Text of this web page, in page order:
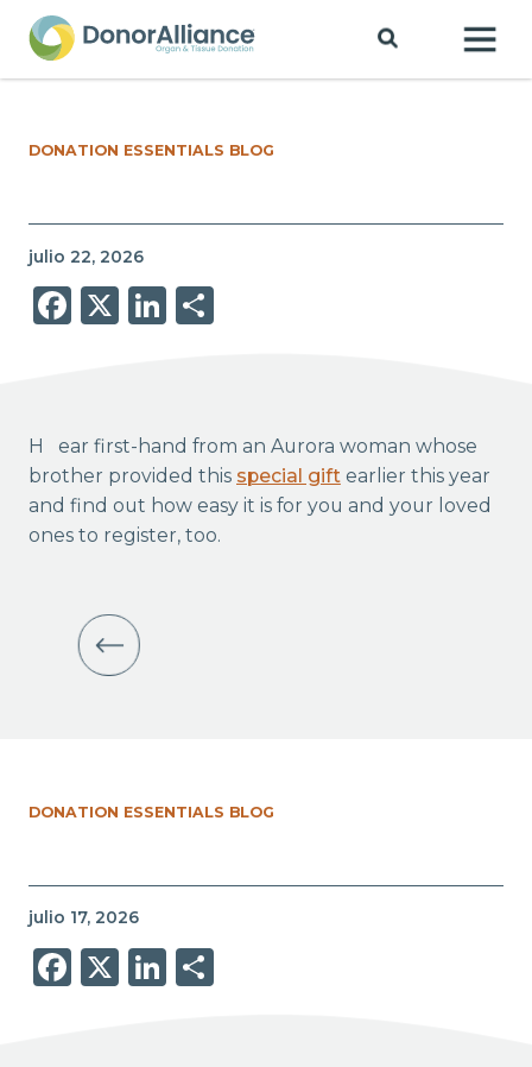
DONATION ESSENTIALS BLOG
julio 22, 2026
Facebook
X LinkedIn
Share
Hear first-hand from an Aurora woman whose
brother provided this special giftearlier this year
and find out how easy it is for you and your loved
ones to register, too.
DONATION ESSENTIALS BLOG
julio 17, 2026
Facebook
X LinkedIn
Share